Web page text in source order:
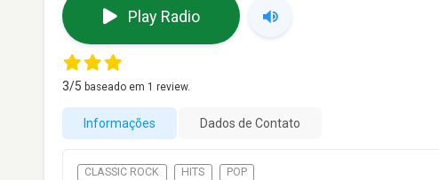
Play Radio
3/5 baseado em 1 review.
Informações Dados de Contato
CLASSIC ROCK HITS POP